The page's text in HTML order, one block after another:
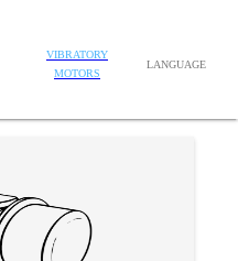
VIBRATORY
MOTORS
LANGUAGE